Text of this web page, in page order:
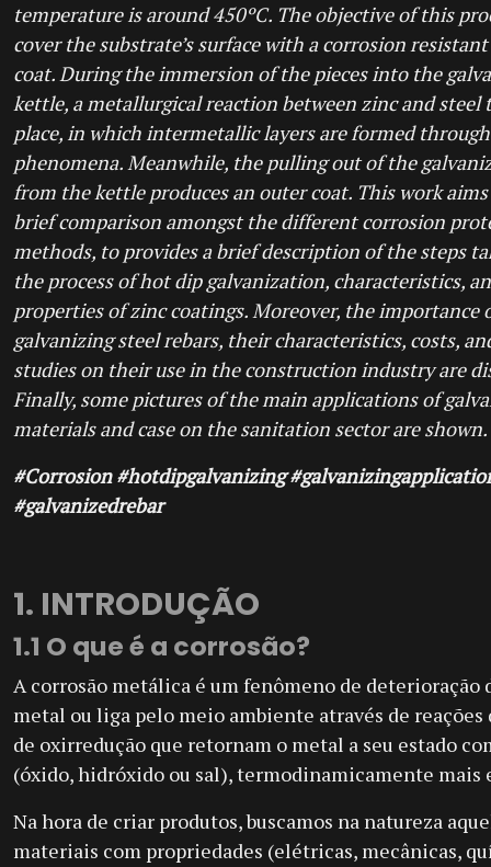
temperature is around 450ºC. The objective of this
cover the substrate’s surface with a corrosion
coat. During the immersion of the pieces into the
kettle, a metallurgical reaction between zinc and steel
place, in which intermetallic layers are formed
phenomena. Meanwhile, the pulling out of the
from the kettle produces an outer coat. This work
brief comparison amongst the different corrosion
methods, to provides a brief description of the steps
the process of hot dip galvanization, characteristics,
properties of zinc coatings. Moreover, the importance
galvanizing steel rebars, their characteristics, costs,
studies on their use in the construction industry are
Finally, some pictures of the main applications of
materials and case on the sanitation sector are shown.
#Corrosion #hotdipgalvanizing
#galvanizedrebar
1. INTRODUÇÃO
1.1 O que é a corrosão?
Acorrosão metálica é um fenômeno de deterioração
metal ou liga pelo meio ambiente através de reações
de oxirredução que retornam o metal a seu estado
(óxido, hidróxido ou sal), termodinamicamente mais
Na hora de criar produtos, buscamos na natureza
materiais com propriedades (elétricas, mecânicas,